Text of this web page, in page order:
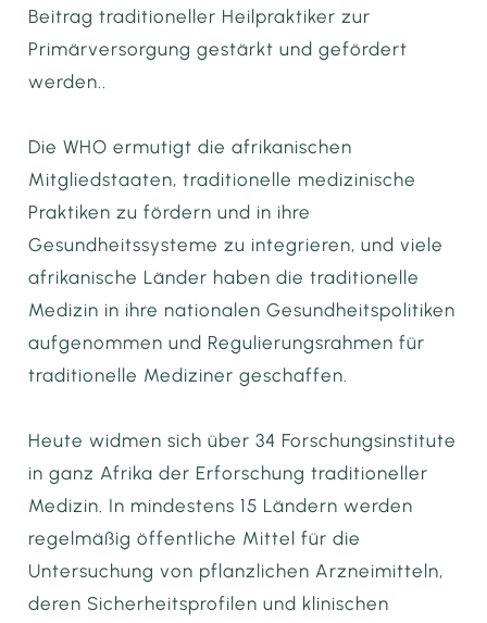
Beitrag traditioneller Heilpraktiker zur
Primärversorgung gestärkt und gefördert
werden..
Die WHO ermutigt die afrikanischen
Mitgliedstaaten, traditionelle medizinische
Praktiken zu fördern und in ihre
Gesundheitssysteme zu integrieren, und viele
afrikanische Länder haben die traditionelle
Medizin in ihre nationalen Gesundheitspolitiken
aufgenommen und Regulierungsrahmen für
traditionelle Mediziner geschaffen.
Heute widmen sich über 34 Forschungsinstitute
in ganz Afrika der Erforschung traditioneller
Medizin. In mindestens 15 Ländern werden
regelmäßig öffentliche Mittel für die
Untersuchung von pflanzlichen Arzneimitteln,
deren Sicherheitsprofilen und klinischen